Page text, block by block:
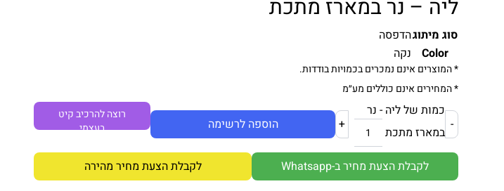
ליה – נר במארז מתכת
סוג מיתוגהדפסה
Color
נקה
* המוצרים אינם נמכרים בכמויות בודדות.
* המחירים אינם כוללים מע״מ
-
כמות של ליה - נר
במארז מתכת
+ הוספה לרשימה
רוצה להרכיב קיט
בעצמי
לקבלת הצעת מחיר ב-Whatsapp
לקבלת הצעת מחיר מהירה